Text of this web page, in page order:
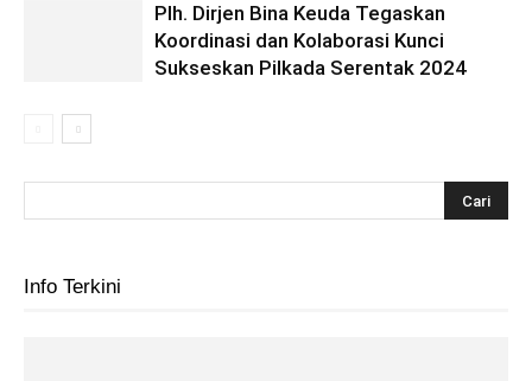
Plh. Dirjen Bina Keuda Tegaskan
Koordinasi dan Kolaborasi Kunci
Sukseskan Pilkada Serentak 2024
Info Terkini